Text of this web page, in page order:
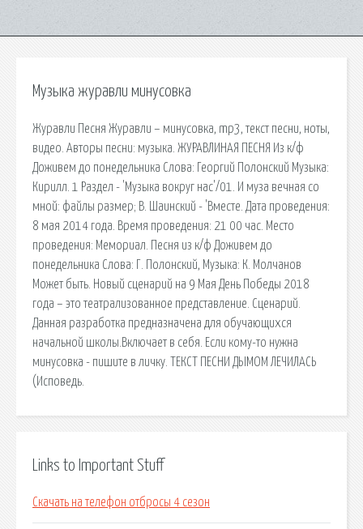
Музыка журавли минусовка
Журавли Песня Журавли – минусовка, mp3, текст песни, ноты,
видео. Авторы песни: музыка. ЖУРАВЛИНАЯ ПЕСНЯ Из к/ф
Доживем до понедельника Слова: Георгий Полонский Музыка:
Кирилл. 1 Раздел - 'Музыка вокруг нас'/01. И муза вечная со
мной: файлы размер; В. Шаинский - 'Вместе. Дата проведения:
8 мая 2014 года. Время проведения: 21 00 час. Место
проведения: Мемориал. Песня из к/ф Доживем до
понедельника Слова: Г. Полонский, Музыка: К. Молчанов
Может быть. Новый сценарий на 9 Мая День Победы 2018
года – это театрализованное представление. Сценарий.
Данная разработка предназначена для обучающихся
начальной школы.Включает в себя. Если кому-то нужна
минусовка - пишите в личку. ТЕКСТ ПЕСНИ ДЫМОМ ЛЕЧИЛАСЬ
(Исповедь.
Links to Important Stuff
Скачать на телефон отбросы 4 сезон